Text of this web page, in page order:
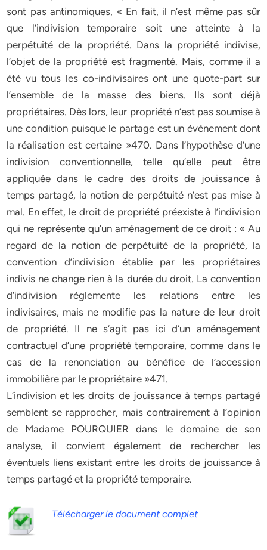
sont pas antinomiques, « En fait, il n’est même pas sûr
que l’indivision temporaire soit une atteinte à la
perpétuité de la propriété. Dans la propriété indivise,
l’objet de la propriété est fragmenté. Mais, comme il a
été vu tous les co-indivisaires ont une quote-part sur
l’ensemble de la masse des biens. Ils sont déjà
propriétaires. Dès lors, leur propriété n’est pas soumise à
une condition puisque le partage est un événement dont
la réalisation est certaine »470. Dans l’hypothèse d’une
indivision conventionnelle, telle qu’elle peut être
appliquée dans le cadre des droits de jouissance à
temps partagé, la notion de perpétuité n’est pas mise à
mal. En effet, le droit de propriété préexiste à l’indivision
qui ne représente qu’un aménagement de ce droit : « Au
regard de la notion de perpétuité de la propriété, la
convention d’indivision établie par les propriétaires
indivis ne change rien à la durée du droit. La convention
d’indivision réglemente les relations entre les
indivisaires, mais ne modifie pas la nature de leur droit
de propriété. Il ne s’agit pas ici d’un aménagement
contractuel d’une propriété temporaire, comme dans le
cas de la renonciation au bénéfice de l’accession
immobilière par le propriétaire »471.
L’indivision et les droits de jouissance à temps partagé
semblent se rapprocher, mais contrairement à l’opinion
de Madame POURQUIER dans le domaine de son
analyse, il convient également de rechercher les
éventuels liens existant entre les droits de jouissance à
temps partagé et la propriété temporaire.
Télécharger le document complet